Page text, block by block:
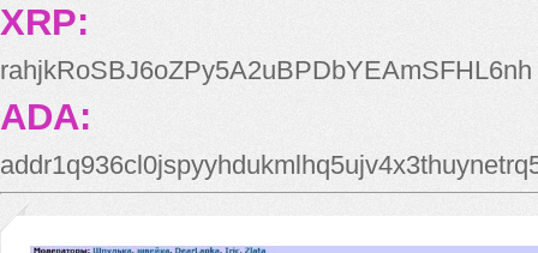
XRP:
rahjkRoSBJ6oZPy5A2uBPDbYEAmSFHL6nh
ADA: